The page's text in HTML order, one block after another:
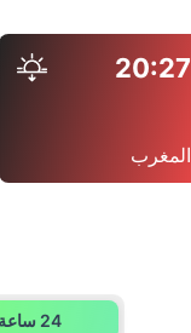
20:27
المغرب
24 ساعة